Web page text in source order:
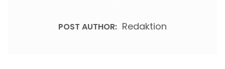
POST AUTHOR: Redaktion